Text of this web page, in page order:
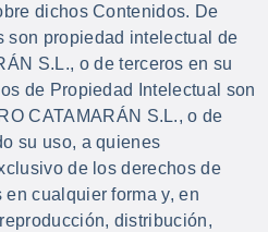
dichos Contenidos. De
son propiedad intelectual de
S.L., o de terceros en su
de Propiedad Intelectual son
CATAMARÁN S.L., o de
su uso, a quienes
de los derechos de
cualquier forma y, en
distribución,